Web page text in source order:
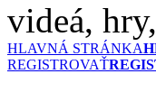
videá,
HLAVNÁ STRÁNKA
REGISTROVAŤ